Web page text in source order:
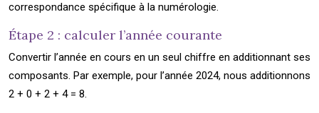
correspondance spécifique à la numérologie.
Étape 2 : calculer l’année courante
Convertir l’année en cours en un seul chiffre en additionnant ses
composants. Par exemple, pour l’année 2024, nous additionnons
2 + 0 + 2 + 4 = 8.